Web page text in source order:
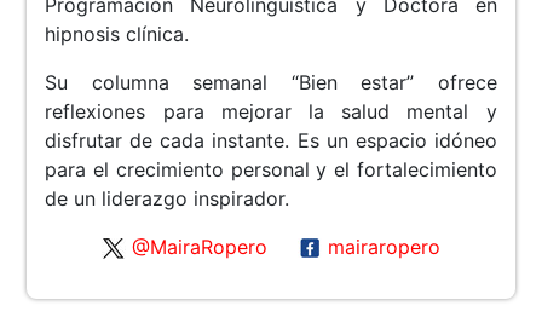
hipnosis clínica.
Su columna semanal “Bien estar” ofrece
reflexiones para mejorar la salud mental y
disfrutar de cada instante. Es un espacio idóneo
para el crecimiento personal y el fortalecimiento
de un liderazgo inspirador.
@MairaRopero
mairaropero